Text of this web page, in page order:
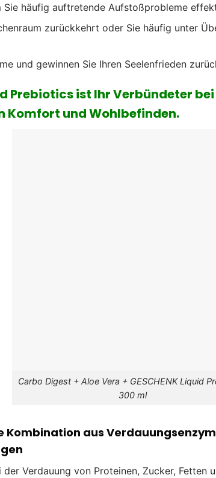
Sie häufig auftretende Aufstoßprobleme
zurückkehrt oder Sie häufig unter
und gewinnen Sie Ihren Seelenfrieden
Prebiotics ist Ihr Verbündeter
Komfort und Wohlbefinden.
Carbo Digest + Aloe Vera + GESCHENK Liquid
300 ml
Kombination aus
Verdauung von Proteinen, Zucker,